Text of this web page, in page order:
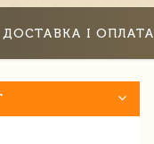
ДОСТАВКА І ОПЛАТА